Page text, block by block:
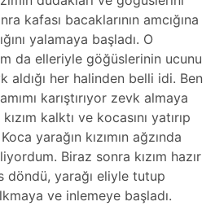
kafası bacaklarının amcığına
yalamaya başladı. O
da elleriyle göğüslerinin ucunu
aldığı her halinden belli idi. Ben
karıştırıyor zevk almaya
kalktı ve kocasını yatırıp
yarağın kızımın ağzında
­Biraz sonra kızım hazır
döndü, yarağı eliyle tutup
ve inlemeye başladı.